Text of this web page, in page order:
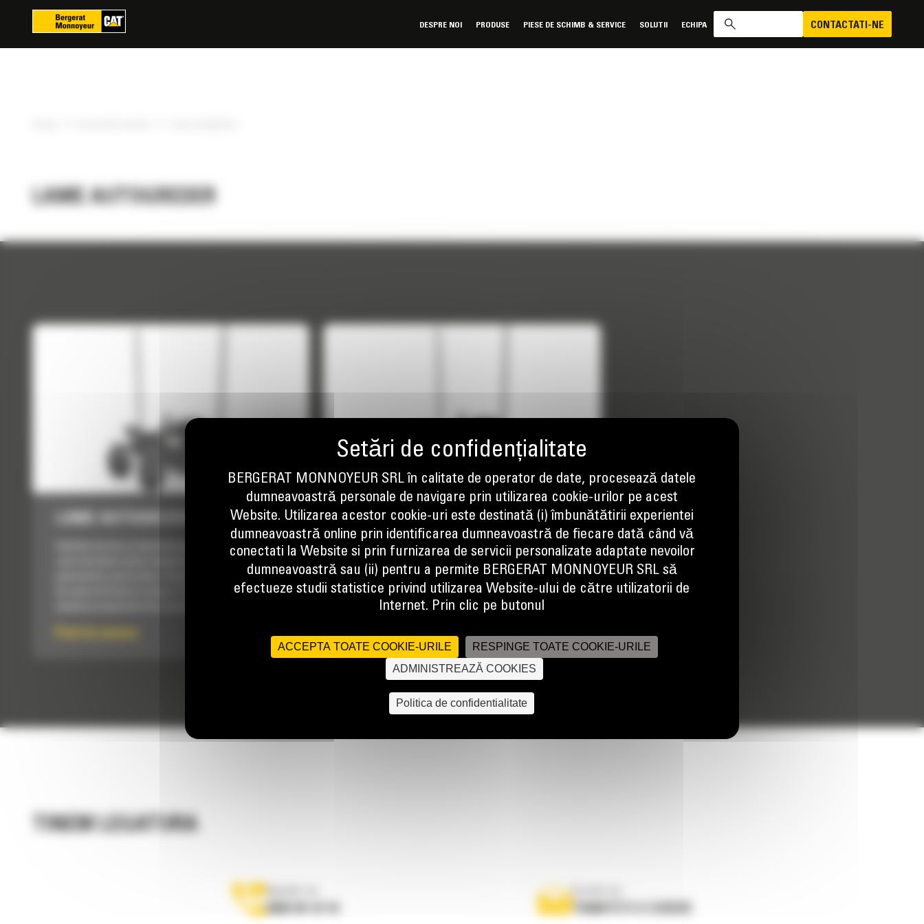
DESPRE NOI PRODUSE PIESE DE SCHIMB & SERVICE SOLUTII ECHIPA CONTACTATI-NE
LAME AUTOGREDER
LAME AUTOGREDER, GB124
Uneltele de lucru Lama Autogreder Cat® Smart
pamantului, pietrisului, nisipului si a oricarui alt tip
de material folosit ca baza. Compatibile cu
LAME AUTOGREDER, GB120
Compatibila cu miniincarcatoarele Cat seria D3,
lama autogreder Cat Smart este destinata taierii,
deplasarii si nivelarii pamantului, pietrisului,
nisipului si a oricarui alt tip de material folosit ca
Pret la cerere
TINEM LEGATURA
Scrieti-ne
TRIMITETI O CERERE
Panoul de gestionare a panourilor cookie
BERGERAT MONNOYEUR SRL în calitate de operator de date, procesează datele
dumneavoastră personale de navigare prin utilizarea cookie-urilor pe acest
Website. Utilizarea acestor cookie-uri este destinată (i) îmbunătătirii experientei
dumneavoastră online prin identificarea dumneavoastră de fiecare dată când vă
conectati la Website si prin furnizarea de servicii personalizate adaptate nevoilor
dumneavoastră sau (ii) pentru a permite BERGERAT MONNOYEUR SRL să
efectueze studii statistice privind utilizarea Website-ului de către utilizatorii de
Internet. Prin clic pe butonul
ACCEPTA TOATE COOKIE-URILE
RESPINGE TOATE COOKIE-URILE
ADMINISTREAZĂ COOKIES
Politica de confidentialitate